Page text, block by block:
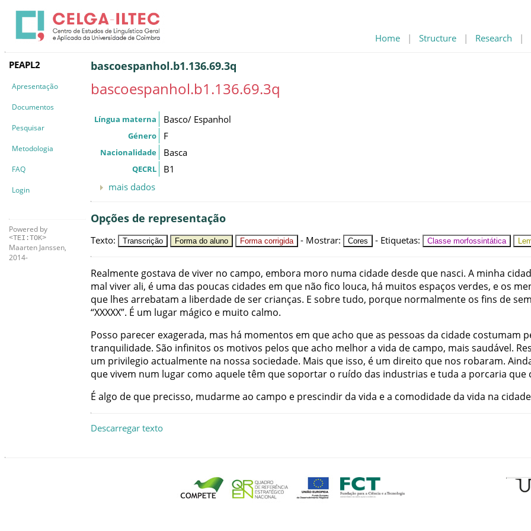
Home | Structure | Research |
PEAPL2
Apresentação
Documentos
Pesquisar
Metodologia
FAQ
Login
Powered by
<TEI:TOK>
Maarten Janssen,
2014-
bascoespanhol.b1.136.69.3q
bascoespanhol.b1.136.69.3q
Língua materna Basco/ Espanhol
Género F
Nacionalidade Basca
QECRL
B1
mais dados
Opções de representação
Texto: Transcrição Forma do aluno Forma corrigida - Mostrar: Cores - Etiquetas: Classe morfossintática
Realmente gostava deviver no campo, embora moro numa cidade desde que nasci. A minha
mal viverali, é uma das poucas cidades em que não fico louca, há muitos espaços verdes, e os
que lhes arrebatam a liberdade deser crianças. E sobretudo, porque normalmente os fins de
“XXXXX”. É um lugar mágico e muito calmo.
Posso parecer exagerada, mas há momentos em queacho queas pessoas da cidade costumam
tranquilidade. São infinitos os motivos pelos queacho melhora vida de campo, mais saudável.
um privilegio actualmente na nossa sociedade. Mais que isso, é um direito que nos robaram.
quevivem num lugar como aqueletêm quesoportar o ruído das industrias etuda a porcaria que
É algo de que precisso, mudarmeao campo e prescindir da vida ea comodidade da vida na cidade
Descarregar texto